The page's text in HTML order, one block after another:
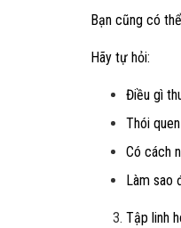
Bạn cũng có
Hãy tự hỏi:
Điều gì
Thói
Có cách
Làm sao
Tập linh